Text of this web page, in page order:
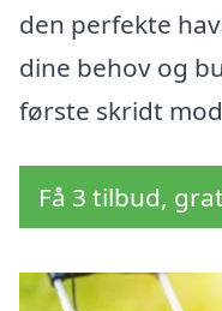
den perfekte
dine behov og
første skridt
Få 3 tilbud,